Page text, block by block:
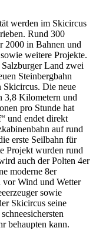
werden im Skicircus
Rund 300
2000 in Bahnen und
weitere Projekte.
Land zwei
Steinbergbahn
Skicircus. Die neue
3,8 Kilometern und
pro Stunde hat
und endet direkt
auf rund
erste Seilbahn für
Projekt wurden rund
auch der Polten 4er
moderne 8er
vor Wind und Wetter
sowie
Skicircus seine
behaupten kann.